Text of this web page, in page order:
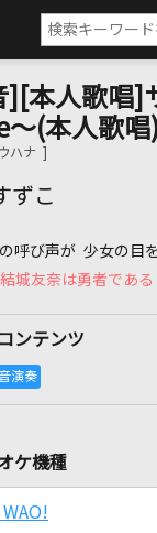
][本人歌唱
～(本人歌唱
ハナ ]
ずこ
呼び声が 少女の目
結城友奈は勇者であ
ンテンツ
ケ機種
WAO!